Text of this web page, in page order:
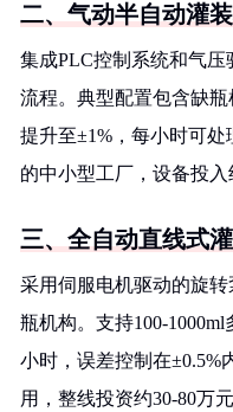
二、气动半自动灌
集成PLC控制系统和气
流程。典型配置包含缺
提升至±1%，每小时可处
的中小型工厂，设备投入
三、全自动直线式
采用伺服电机驱动的旋
瓶机构。支持100-
小时，误差控制在±0.5%
用，整线投资约30-80万